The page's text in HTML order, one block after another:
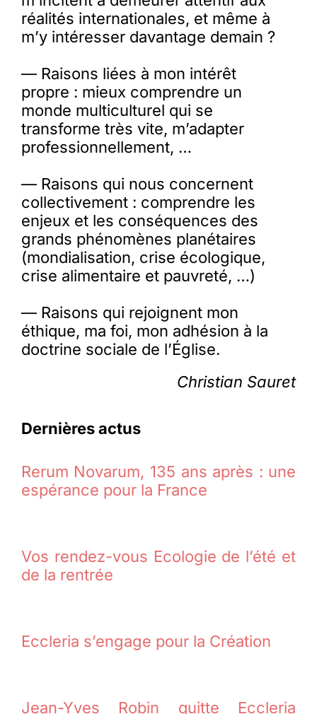
réalités internationales, et même à
m’y intéresser davantage demain ?
— Raisons liées à mon intérêt
propre : mieux comprendre un
monde multiculturel qui se
transforme très vite, m’adapter
professionnellement, …
— Raisons qui nous concernent
collectivement : comprendre les
enjeux et les conséquences des
grands phénomènes planétaires
(mondialisation, crise écologique,
crise alimentaire et pauvreté, …)
— Raisons qui rejoignent mon
éthique, ma foi, mon adhésion à la
doctrine sociale de l’Église.
Christian Sauret
Dernières actus
Rerum Novarum, 135 ans après : une
espérance pour la France
Vos rendez-vous Ecologie de l’été et
de la rentrée
Eccleria s’engage pour la Création
Jean-Yves Robin quitte Eccleria